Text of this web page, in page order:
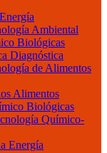
Ambiental
Biológicas
Diagnóstica
de Alimentos
Alimentos
Biológicas
Químico-
Energía